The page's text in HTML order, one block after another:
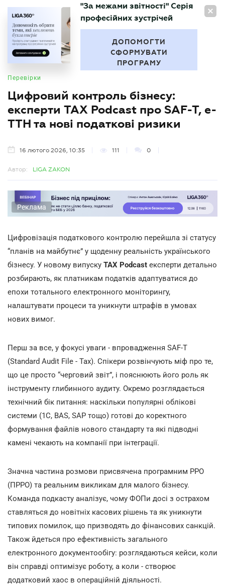
UA
БУХГАЛТЕР
"За межами звітності" Серія
професійних зустрічей
ДОПОМОГТИ
СФОРМУВАТИ
ПРОГРАМУ
Перевірки
Цифровий контроль бізнесу:
експерти TAX Podcast про SAF-T, е-
ТТН та нові податкові ризики
16 лютого 2026, 10:35 111 0
Автор: LIGA ZAKON
Реклама
Цифровізація податкового контролю перейшла зі статусу
“планів на майбутнє” у щоденну реальність українського
бізнесу. У новому випуску TAX Podcast експерти детально
розбирають, як платникам податків адаптуватися до
епохи тотального електронного моніторингу,
налаштувати процеси та уникнути штрафів в умовах
нових вимог.
Перш за все, у фокусі уваги - впровадження SAF-T
(Standard Audit File - Tax). Спікери розвінчують міф про те,
що це просто “черговий звіт”, і пояснюють його роль як
інструменту глибинного аудиту. Окремо розглядається
технічний бік питання: наскільки популярні облікові
системи (1С, BAS, SAP тощо) готові до коректного
формування файлів нового стандарту та які підводні
камені чекають на компанії при інтеграції.
Значна частина розмови присвячена програмним РРО
(ПРРО) та реальним викликам для малого бізнесу.
Команда подкасту аналізує, чому ФОПи досі з острахом
ставляться до новітніх касових рішень та як уникнути
типових помилок, що призводять до фінансових санкцій.
Також йдеться про ефективність загального
електронного документообігу: розглядаються кейси, коли
він справді оптимізує роботу, а коли - створює
додатковий хаос в операційній діяльності.